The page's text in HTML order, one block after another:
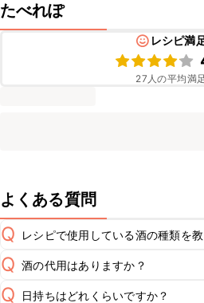
たべれぽ
レシピ満
27 人の平均満
よくある質問
Q レシピで使用している酒の種類を
A
Q 酒の代用はありますか？
Q 日持ちはどれくらいですか？